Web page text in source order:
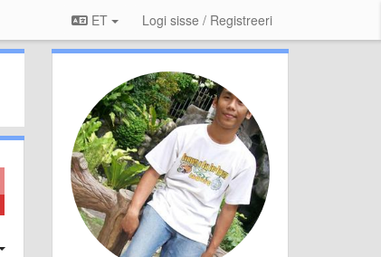
ET Logi sisse / Registreeri